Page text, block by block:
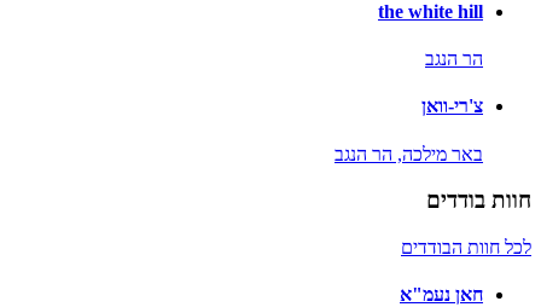
the white hill
הר הנגב
צ'רי-וואן
באר מילכה, הר הנגב
חוות בודדים
לכל חוות הבודדים
חאן נעמ"א